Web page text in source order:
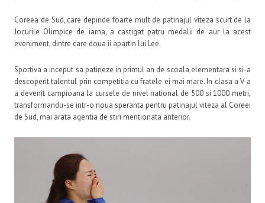
Coreea de Sud, care depinde foarte mult de patinajul viteza scurt de la
Jocurile Olimpice de iarna, a castigat patru medalii de aur la acest
eveniment, dintre care doua ii apartin lui Lee.
Sportiva a inceput sa patineze in primul an de scoala elementara si si-a
descoperit talentul prin competitia cu fratele ei mai mare. In clasa a V-a
a devenit campioana la cursele de nivel national de 500 si 1000 metri,
transformandu-se intr-o noua speranta pentru patinajul viteza al Coreei
de Sud, mai arata agentia de stiri mentionata anterior.